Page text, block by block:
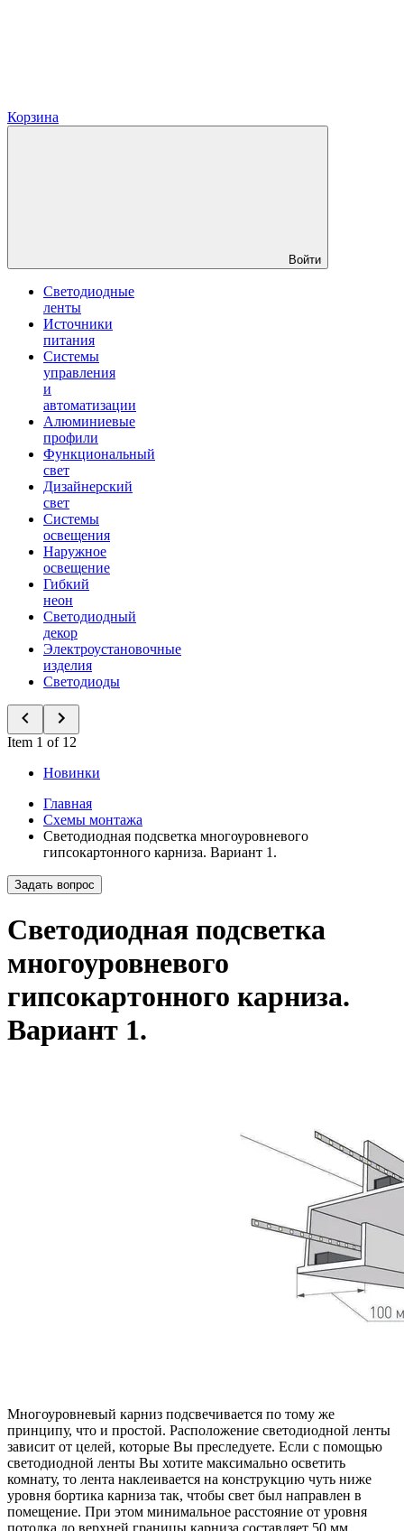
Корзина
Войти
Светодиодные
ленты
Источники
питания
Системы
управления
и
автоматизации
Алюминиевые
профили
Функциональный
свет
Дизайнерский
свет
Системы
освещения
Наружное
освещение
Гибкий
неон
Светодиодный
декор
Электроустановочные
изделия
Светодиоды
Item 1 of 12
Новинки
Главная
Схемы монтажа
Светодиодная подсветка многоуровневого
гипсокартонного карниза. Вариант 1.
Задать вопрос
Светодиодная подсветка
многоуровневого
гипсокартонного карниза.
Вариант 1.
Многоуровневый карниз подсвечивается по тому же
принципу, что и простой. Расположение светодиодной ленты
зависит от целей, которые Вы преследуете. Если с помощью
светодиодной ленты Вы хотите максимально осветить
комнату, то лента наклеивается на конструкцию чуть ниже
уровня бортика карниза так, чтобы свет был направлен в
помещение. При этом минимальное расстояние от уровня
потолка до верхней границы карниза составляет 50 мм,